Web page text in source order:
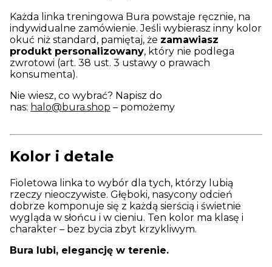
Każda linka treningowa Bura powstaje ręcznie, na
indywidualne zamówienie. Jeśli wybierasz inny kolor
okuć niż standard, pamiętaj, że zamawiasz
produkt personalizowany, który nie podlega
zwrotowi (art. 38 ust. 3 ustawy o prawach
konsumenta).
Nie wiesz, co wybrać? Napisz do
nas: halo@bura.shop – pomożemy
Kolor i detale
Fioletowa linka to wybór dla tych, którzy lubią
rzeczy nieoczywiste. Głęboki, nasycony odcień
dobrze komponuje się z każdą sierścią i świetnie
wygląda w słońcu i w cieniu. Ten kolor ma klasę i
charakter – bez bycia zbyt krzykliwym.
Bura lubi, elegancję w terenie.